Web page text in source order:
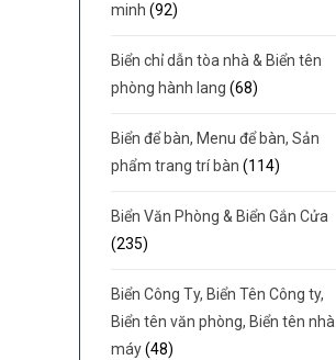
minh (92)
Biển chỉ dẫn tòa nhà & Biển tên
phòng hành lang (68)
Biển để bàn, Menu để bàn, Sản
phẩm trang trí bàn (114)
Biển Văn Phòng & Biển Gắn Cửa
(235)
Biển Công Ty, Biển Tên Công ty,
Biển tên văn phòng, Biển tên nhà
máy(48)